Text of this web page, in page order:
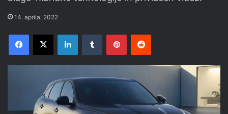
14. aprila, 2022
Facebook
X LinkedInTumblr PinterestReddit